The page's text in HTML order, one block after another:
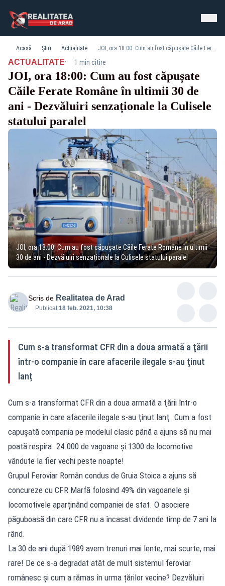
Acasă Știri Actualitate JOI, ora 18:00: Cum au fost căpușate Căile Ferate Române în ultimii 30 de ani - Dezvăluiri senzaționale la Culisele statului paralel
ACTUALITATE· 1 min citire
JOI, ora 18:00: Cum au fost căpușate
Căile Ferate Române în ultimii 30 de
ani - Dezvăluiri senzaționale la Culisele
statului paralel
JOI, ora 18:00: Cum au fost căpușate Căile Ferate Române în ultimii
30 de ani - Dezvăluiri senzaționale la Culisele statului paralel
Scris de Realitatea de Arad
Publicat:18 feb. 2021, 10:38
Cum s-a transformat CFR din a doua armată a ţării
într-o companie în care afacerile ilegale s-au ţinut
lanț
Cum s-a transformat CFR din a doua armată a ţării într-o
companie în care afacerile ilegale s-au ţinut lanţ. Cum a fost
capușată compania pe modelul clasic până a ajuns să nu mai
poată respira. 24.000 de vagoane şi 1300 de locomotive
vândute la fier vechi peste noapte!
Grupul Feroviar Român condus de Gruia Stoica a ajuns să
concureze cu CFR Marfă folosind 49% din vagoanele și
locomotivele aparținând companiei de stat. O asociere
păguboasă din care CFR nu a încasat dividende timp de 7 ani la
rând.
La 30 de ani după 1989 avem trenuri mai lente, mai scurte, mai
rare! De ce s-a degradat atât de mult sistemul feroviar
românesc și cum a rămas în urma țărilor vecine? Dezvăluiri